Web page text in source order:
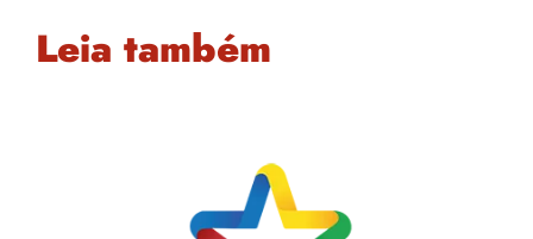
Leia também